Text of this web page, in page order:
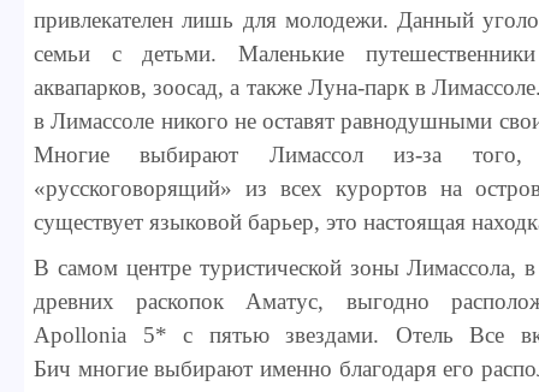
привлекателен лишь для молодежи. Данный
семьи с детьми. Маленькие
аквапарков, зоосад, а также Луна-парк в
в Лимассоле никого не оставят равнодушными
Многие выбирают Лимассол из-за
«русскоговорящий» из всех курортов на
существует языковой барьер, это настоящая
В самом центре туристической зоны Лимассола,
древних раскопок Аматус, выгодно
Apollonia 5* с пятью звездами. Отель Все
Бич многие выбирают именно благодаря его